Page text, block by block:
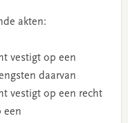
akten:
vestigt op een
daarvan
vestigt op een recht
een